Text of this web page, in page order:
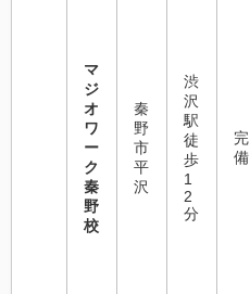
マ
ジ
オ
ワ
ー
ク
秦
野
校
秦
野
市
平
沢
渋
沢
駅
徒
歩
1
2
分
完
備